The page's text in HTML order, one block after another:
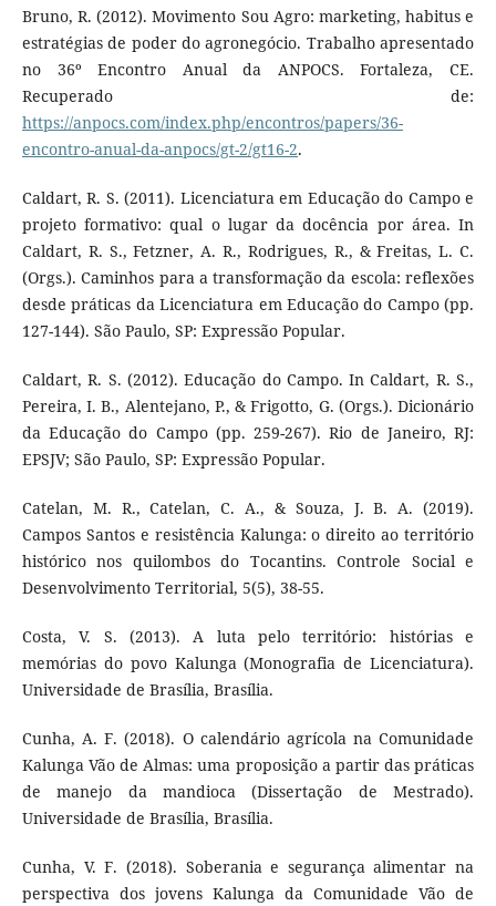
Bruno, R. (2012). Movimento Sou Agro: marketing, habitus e
estratégias de poder do agronegócio. Trabalho apresentado
no 36º Encontro Anual da ANPOCS. Fortaleza, CE.
Recuperado de:
https://anpocs.com/index.php/encontros/papers/36-
encontro-anual-da-anpocs/gt-2/gt16-2.
Caldart, R. S. (2011). Licenciatura em Educação do Campo e
projeto formativo: qual o lugar da docência por área. In
Caldart, R. S., Fetzner, A. R., Rodrigues, R., & Freitas, L. C.
(Orgs.). Caminhos para a transformação da escola: reflexões
desde práticas da Licenciatura em Educação do Campo (pp.
127-144). São Paulo, SP: Expressão Popular.
Caldart, R. S. (2012). Educação do Campo. In Caldart, R. S.,
Pereira, I. B., Alentejano, P., & Frigotto, G. (Orgs.). Dicionário
da Educação do Campo (pp. 259-267). Rio de Janeiro, RJ:
EPSJV; São Paulo, SP: Expressão Popular.
Catelan, M. R., Catelan, C. A., & Souza, J. B. A. (2019).
Campos Santos e resistência Kalunga: o direito ao território
histórico nos quilombos do Tocantins. Controle Social e
Desenvolvimento Territorial, 5(5), 38-55.
Costa, V. S. (2013). A luta pelo território: histórias e
memórias do povo Kalunga (Monografia de Licenciatura).
Universidade de Brasília, Brasília.
Cunha, A. F. (2018). O calendário agrícola na Comunidade
Kalunga Vão de Almas: uma proposição a partir das práticas
de manejo da mandioca (Dissertação de Mestrado).
Universidade de Brasília, Brasília.
Cunha, V. F. (2018). Soberania e segurança alimentar na
perspectiva dos jovens Kalunga da Comunidade Vão de